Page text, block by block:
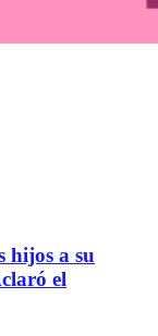
hijos a su
el